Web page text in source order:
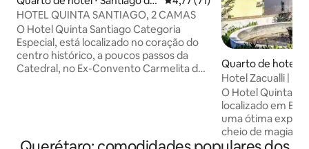
Querétaro
HOTEL QUINTA SANTIAGO, 2 CAMAS
O Hotel Quinta Santiago Categoria
Especial, está localizado no coração do
centro histórico, a poucos passos da
Catedral, no Ex-Convento Carmelita do
Quarto de hotel ⋅
Hotel Zacualli |
piscina
O Hotel Quinta
localizado em
uma ótima
cheio de magia,
incomparáveis,